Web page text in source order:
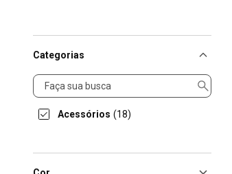
Categorias
Categorias
Acessórios (18)